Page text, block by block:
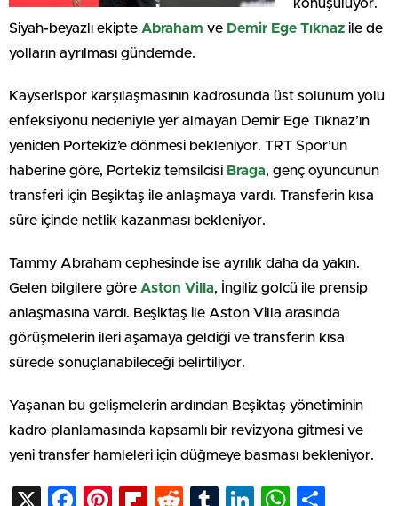
konuşuluyor.
Siyah-beyazlı ekipte Abraham ve Demir Ege Tıknaz ile de
yolların ayrılması gündemde.
Kayserispor karşılaşmasının kadrosunda üst solunum yolu
enfeksiyonu nedeniyle yer almayan Demir Ege Tıknaz’ın
yeniden Portekiz’e dönmesi bekleniyor. TRT Spor’un
haberine göre, Portekiz temsilcisi Braga, genç oyuncunun
transferi için Beşiktaş ile anlaşmaya vardı. Transferin kısa
süre içinde netlik kazanması bekleniyor.
Tammy Abraham cephesinde ise ayrılık daha da yakın.
Gelen bilgilere göre Aston Villa, İngiliz golcü ile prensip
anlaşmasına vardı. Beşiktaş ile Aston Villa arasında
görüşmelerin ileri aşamaya geldiği ve transferin kısa
sürede sonuçlanabileceği belirtiliyor.
Yaşanan bu gelişmelerin ardından Beşiktaş yönetiminin
kadro planlamasında kapsamlı bir revizyona gitmesi ve
yeni transfer hamleleri için düğmeye basması bekleniyor.
X Facebook
Pinterest
Flipboard
RedditTumblr
LinkedIn